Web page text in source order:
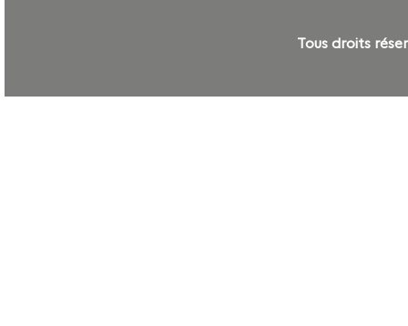
Tous droits